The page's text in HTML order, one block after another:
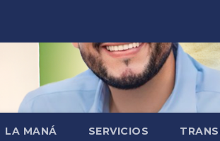
LA MANÁ SERVICIOS